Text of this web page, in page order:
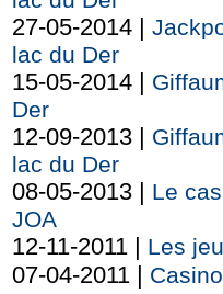
27-05-2014 |
lac du Der
15-05-2014 |
Der
12-09-2013 |
lac du Der
08-05-2013 | Le
JOA
12-11-2011 | Les
07-04-2011 |